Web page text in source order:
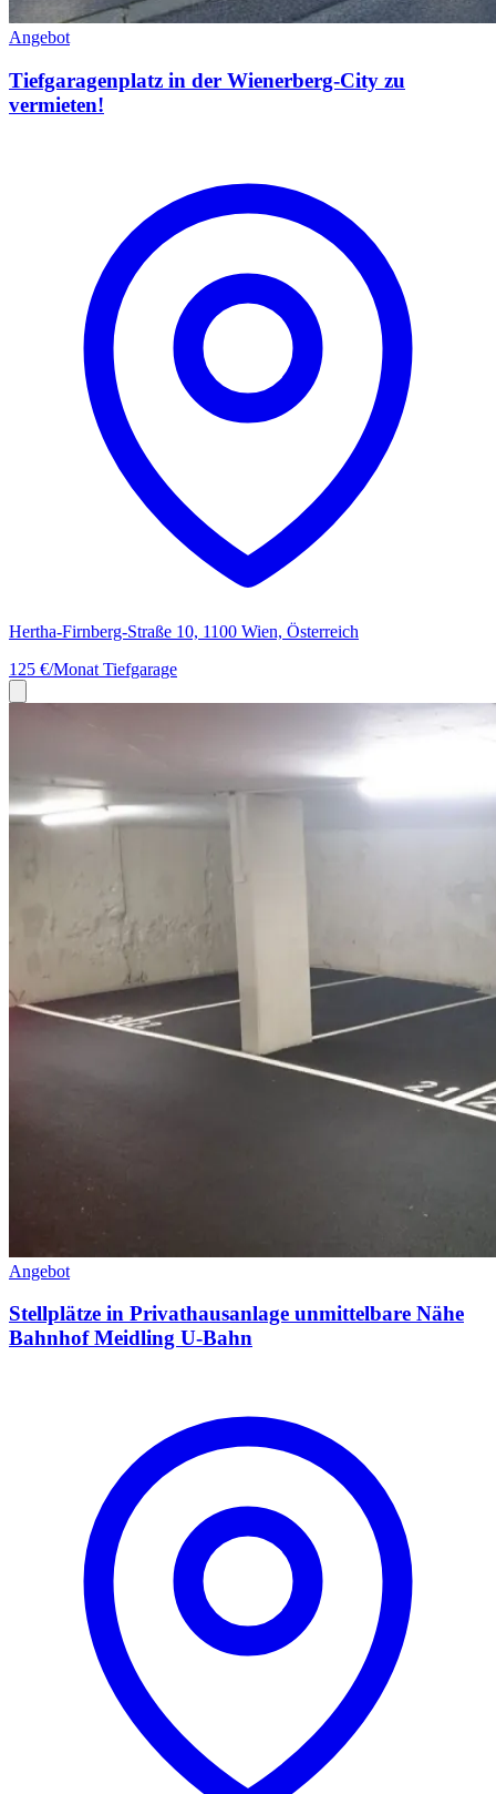
Angebot
Tiefgaragenplatz in der Wienerberg-City zu
vermieten!
Hertha-Firnberg-Straße 10, 1100 Wien, Österreich
125 €/Monat Tiefgarage
Angebot
Stellplätze in Privathausanlage unmittelbare Nähe
Bahnhof Meidling U-Bahn